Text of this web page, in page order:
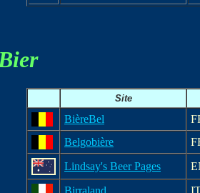
Site
BièreBel
Belgobière
Lindsay's Beer Pages